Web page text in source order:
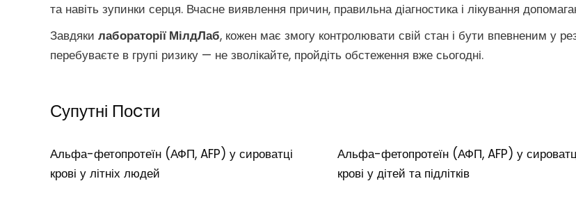
та навіть зупинки серця. Вчасне виявлення причин, правильна діагностика і лікування
Завдяки лабораторії МілдЛаб, кожен має змогу контролювати свій стан і бути впевненим у
перебуваєте в групі ризику — не зволікайте, пройдіть обстеження вже сьогодні.
Супутні Поcти
Альфа-фетопротеїн (АФП, AFP) у сироватці
крові у літніх людей
Альфа-фетопротеїн (АФП, AFP) у
крові у дітей та підлітків